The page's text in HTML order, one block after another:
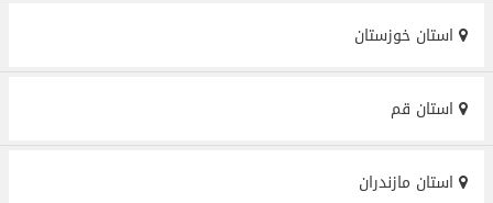
استان خوزستان
استان قم
استان مازندران